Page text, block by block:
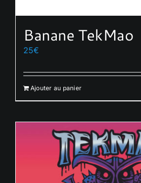
Banane TekMao
25€
Ajouter au panier